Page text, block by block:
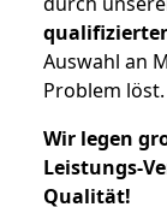
Auswahl an
Problem löst.
Wir legen
Leistungs-
Qualität!